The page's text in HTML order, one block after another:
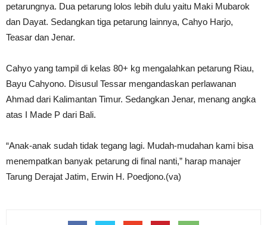
petarungnya. Dua petarung lolos lebih dulu yaitu Maki Mubarok
dan Dayat. Sedangkan tiga petarung lainnya, Cahyo Harjo,
Teasar dan Jenar.
Cahyo yang tampil di kelas 80+ kg mengalahkan petarung Riau,
Bayu Cahyono. Disusul Tessar mengandaskan perlawanan
Ahmad dari Kalimantan Timur. Sedangkan Jenar, menang angka
atas I Made P dari Bali.
“Anak-anak sudah tidak tegang lagi. Mudah-mudahan kami bisa
menempatkan banyak petarung di final nanti,” harap manajer
Tarung Derajat Jatim, ‪Erwin H. Poedjono.(va)